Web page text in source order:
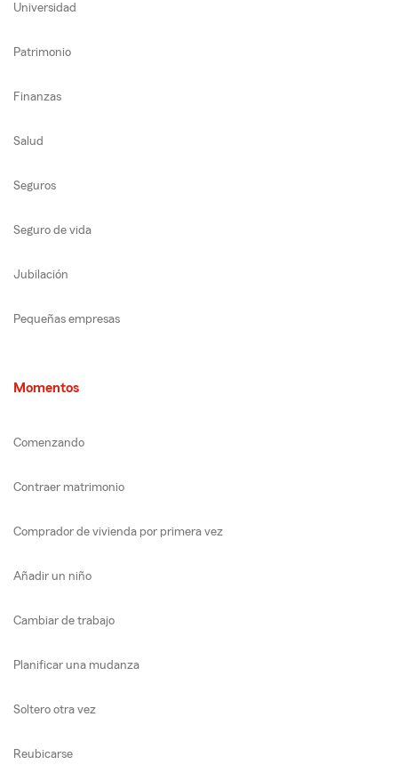
Universidad
Patrimonio
Finanzas
Salud
Seguros
Seguro de vida
Jubilación
Pequeñas empresas
Momentos
Comenzando
Contraer matrimonio
Comprador de vivienda por primera vez
Añadir un niño
Cambiar de trabajo
Planificar una mudanza
Soltero otra vez
Reubicarse